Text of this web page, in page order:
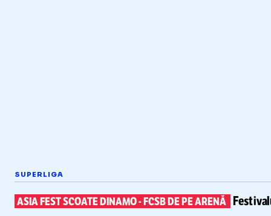
SUPERLIGA
ASIA FEST SCOATE DINAMO-FCSB DE PE ARENĂ